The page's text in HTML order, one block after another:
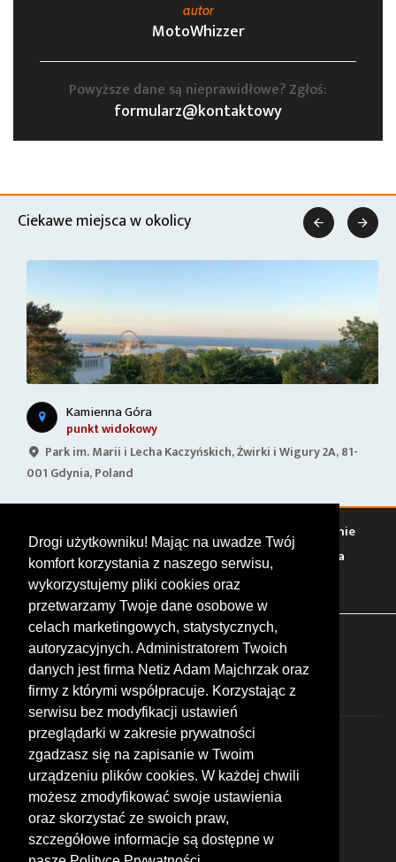
Drogi użytkowniku! Mając na uwadze Twój
komfort korzystania z naszego serwisu,
wykorzystujemy pliki cookies oraz
przetwarzamy Twoje dane osobowe w
celach marketingowych, statystycznych,
autoryzacyjnych. Administratorem Twoich
danych jest firma Netiz Adam Majchrzak oraz
firmy z którymi współpracuje. Korzystając z
serwisu bez modyfikacji ustawień
przeglądarki w zakresie prywatności
zgadzasz się na zapisanie w Twoim
urządzeniu plików cookies. W każdej chwili
możesz zmodyfikować swoje ustawienia
oraz skorzystać ze swoich praw,
szczegółowe informacje są dostępne w
autor
MotoWhizzer
Powyższe dane są nieprawidłowe? Zgłoś:
formularz@kontaktowy
Ciekawe miejsca w okolicy
Kamienna Góra
punkt widokowy
Park im. Marii i Lecha Kaczyńskich, Żwirki i Wigury 2A, 81-
001 Gdynia, Poland
 
Warto zobaczyć Serwisy Stacje paliw
Jedzenie
Bary Zakwaterowanie Tory Zloty Rajdy
Spotkania
Targi Giełdy Szkolenia
FOLLOW US
© 2026 by MotoWhizzer.com
All rights reserved.